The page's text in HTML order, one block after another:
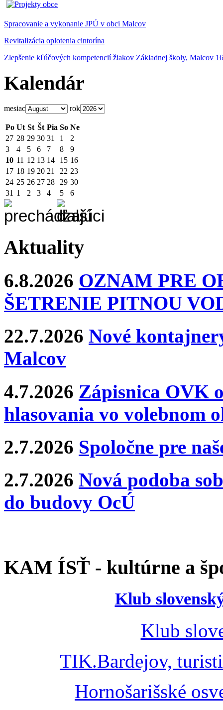
Spracovanie a vykonanie JPÚ v obci Malcov
Revitalizácia oplotenia cintorína
Zlepšenie kľúčových kompetencií žiakov Základnej školy, Malcov 16
Kalendár
mesiac rok
Po Ut St Št Pia So Ne
27 28 29 30 31 1
2
3
4 5 6 7 8
9
10 11 12 13 14 15 16
17 18 19 20 21 22 23
24 25 26 27 28 29 30
31 1 2 3 4 5 6
Aktuality
6.8.2026 OZNAM PRE
ŠETRENIE PITNOU
22.7.2026 Nové
Malcov
4.7.2026 Zápisnica OVK
hlasovania vo volebnom
2.7.2026 Spoločne pre
2.7.2026 Nová podoba
do budovy OcÚ
KAM ÍSŤ - kultúrne a
Klub
Klub
TIK.Bardejov,
Hornošarišské